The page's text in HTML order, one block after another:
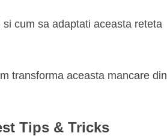
cum sa adaptati aceasta reteta
transforma aceasta mancare din
Tips & Tricks